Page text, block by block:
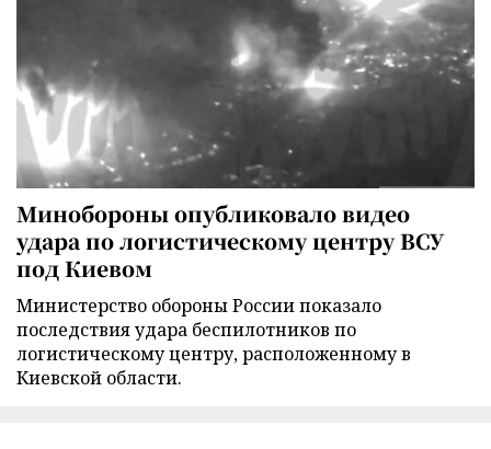
Минобороны опубликовало видео
удара по логистическому центру ВСУ
под Киевом
Министерство обороны России показало
последствия удара беспилотников по
логистическому центру, расположенному в
Киевской области.